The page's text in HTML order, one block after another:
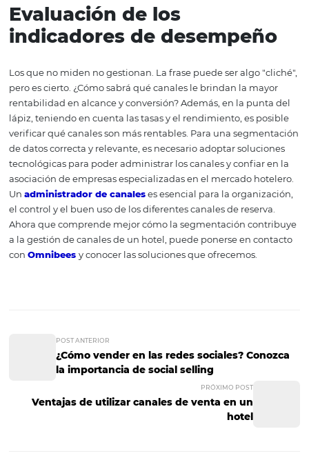
esencial para evitar lasobreventa
temporada alta. También es posible filtrar por región,
importante para las cadenas hoteleras, con más de una
Selección por canal y
elección por segmento
Cuando se trabaja con multicanales, a menudo es
uno por uno y evaluar en detalle las ventas y preguntas
específicas, y para eso es estasegmentación, para datos
específicos por canal. También es posible verificar por
segmento.
Los que no miden no gestionan. La frase puede ser algo
pero es cierto. ¿Cómo sabrá qué canales le brindan la
rentabilidad en alcance y conversión? Además, en la
verificar qué canales son más rentables. Para una